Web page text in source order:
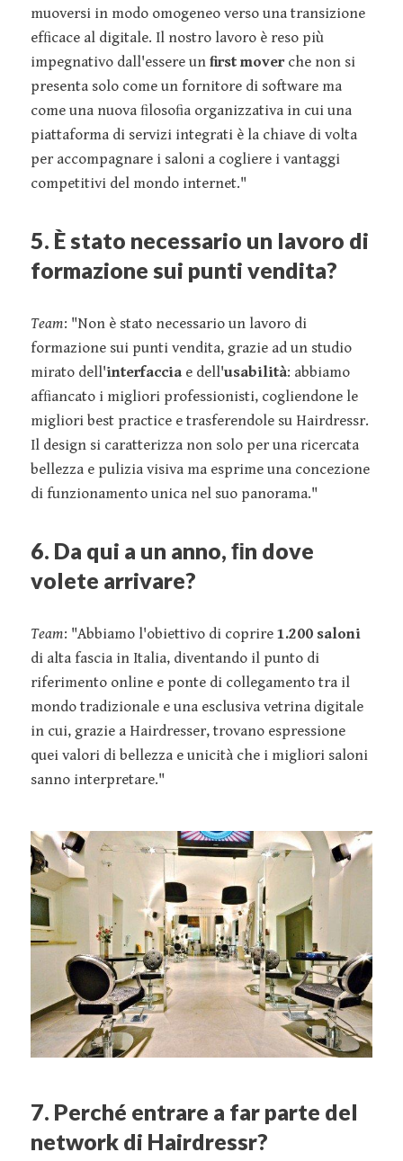
muoversi in modo omogeneo verso una transizione
efﬁcace al digitale. Il nostro lavoro è reso più
impegnativo dall'essere un ﬁrst moverche non si
presenta solo come un fornitore di software ma
come una nuova ﬁlosoﬁa organizzativa in cui una
piattaforma di servizi integrati è la chiave di volta
per accompagnare i saloni a cogliere i vantaggi
competitivi del mondo internet."
5. È stato necessario un lavoro di
formazione sui punti vendita?
Team: "Non è stato necessario un lavoro di
formazione sui punti vendita, grazie ad un studio
mirato dell'interfacciae dell'usabilità: abbiamo
afﬁancato i migliori professionisti, cogliendone le
migliori best practice e trasferendole su Hairdressr.
Il design si caratterizza non solo per una ricercata
bellezza e pulizia visiva ma esprime una concezione
di funzionamento unica nel suo panorama."
6. Da qui a un anno, ﬁn dove
volete arrivare?
Team: "Abbiamo l'obiettivo di coprire 1.200 saloni
di alta fascia in Italia, diventando il punto di
riferimento online e ponte di collegamento tra il
mondo tradizionale e una esclusiva vetrina digitale
in cui, grazie a Hairdresser, trovano espressione
quei valori di bellezza e unicità che i migliori saloni
sanno interpretare."
7. Perché entrare a far parte del
network di Hairdressr?